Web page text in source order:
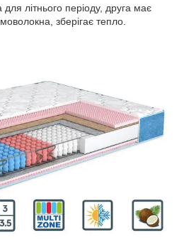
літнього періоду, друга має
зберігає тепло.